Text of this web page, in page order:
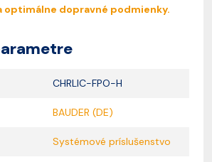
optimálne dopravné podmienky.
CHRLIC-FPO-H
BAUDER (DE)
Systémové príslušenstvo